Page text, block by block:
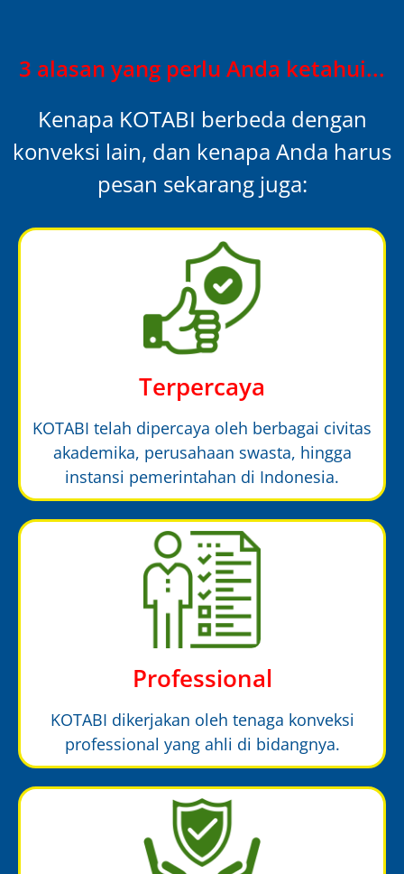
3 alasan yang perlu Anda ketahui...
Kenapa KOTABI berbeda dengan
konveksi lain, dan kenapa Anda harus
pesan sekarang juga:
Terpercaya
KOTABI telah dipercaya oleh berbagai civitas
akademika, perusahaan swasta, hingga
instansi pemerintahan di Indonesia.
Professional
KOTABI dikerjakan oleh tenaga konveksi
professional yang ahli di bidangnya.